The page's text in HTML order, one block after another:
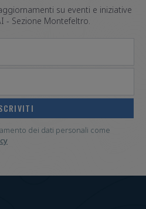
su eventi e iniziative
- Sezione Montefeltro.
dei dati personali come